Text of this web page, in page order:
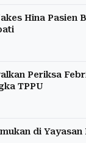
Hina Pasien
Periksa
TPPU
di